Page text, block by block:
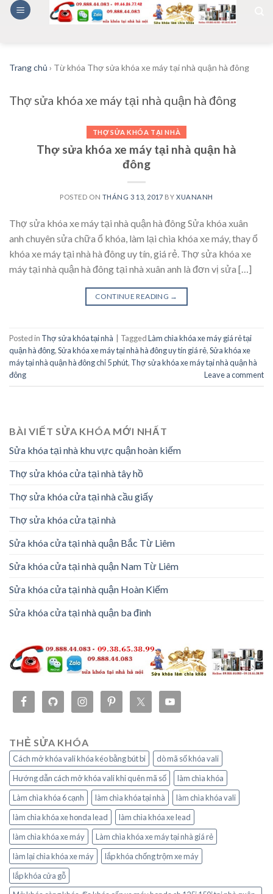
Skip
Trang chủ › Từ khóa Thợ sửa khóa xe máy tại nhà quận hà đông
Thợ sửa khóa xe máy tại nhà quận hà đông
THỢ SỬA KHÓA TẠI NHÀ
Thợ sửa khóa xe máy tại nhà quận hà
đông
POSTED ON THÁNG 3 13, 2017 BY XUANANH
Thợ sửa khóa xe máy tại nhà quận hà đông Sửa khóa xuân
anh chuyên sửa chữa ổ khóa, làm lại chìa khóa xe máy, thay ổ
khóa xe máy tại nhà hà đông uy tín, giá rẻ. Thợ sửa khóa xe
máy tại nhà quận hà đông tại nhà xuân anh là đơn vị sửa […]
CONTINUE READING →
Posted in Thợ sửa khóa tại nhà TaggedLàm chìa khóa xe máy giá rẻ tại
quận hà đông,Sửa khóa xe máy tại nhà hà đông uy tín giá rẻ,Sửa khóa xe
máy tại nhà quận hà đông chỉ 5 phút, Thợ sửa khóa xe máy tại nhà quận hà
đông
Leave a comment
BÀI VIẾT SỬA KHÓA MỚI NHẤT
Sửa khóa tại nhà khu vực quận hoàn kiếm
Thợ sửa khóa cửa tại nhà tây hồ
Thợ sửa khóa cửa tại nhà cầu giấy
Thợ sửa khóa cửa tại nhà
Sửa khóa cửa tại nhà quận Bắc Từ Liêm
Sửa khóa cửa tại nhà quận Nam Từ Liêm
Sửa khóa cửa tại nhà quận Hoàn Kiếm
Sửa khóa cửa tại nhà quận ba đình
THẺ SỬA KHÓA
Cách mở khóa vali khóa kéo bằng bút bi
dò mã số khóa vali
Hướng dẫn cách mở khóa vali khi quên mã số
làm chìa khóa
Làm chìa khóa 6 cạnh
làm chìa khóa tại nhà
làm chìa khóa vali
làm chìa khóa xe honda lead
làm chìa khóa xe lead
làm chìa khóa xe máy
Làm chìa khóa xe máy tại nhà giá rẻ
làm lại chìa khóa xe máy
lắp khóa chống trộm xe máy
lắp khóa cửa gỗ